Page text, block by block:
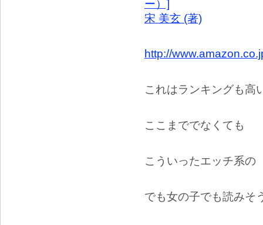
ー）]
宋 美玄 (著)
http://
これはランキングも高
ここまででなくても
こういったエッチ系の
でも女の子でも読みそ